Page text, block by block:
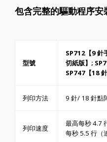
包含完整的驅動程序安
型號
SP712【9 針
切紙版】;
SP747【18
列印方法 9 針/ 18 針點
列印速度
最高每秒 4.7
每秒 5.5 行（